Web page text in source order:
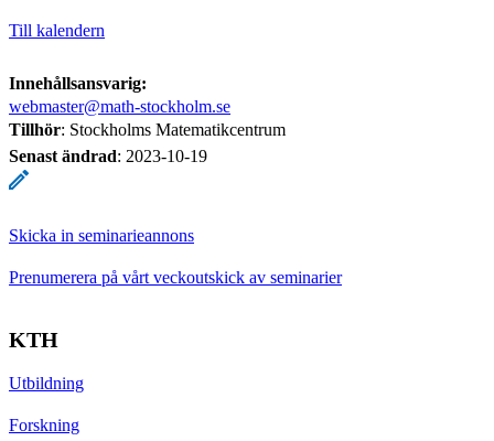
Till kalendern
Innehållsansvarig:
webmaster@math-stockholm.se
Tillhör: Stockholms Matematikcentrum
Senast ändrad: 2023-10-19
Skicka in seminarieannons
Prenumerera på vårt veckoutskick av seminarier
KTH
Utbildning
Forskning